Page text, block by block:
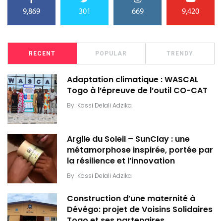
9,869 301 669 9,420
RECENT POPULAR TRENDY
Adaptation climatique : WASCAL
Togo à l’épreuve de l’outil CO-CAT
By Kossi Delali Adzika
Argile du Soleil – SunClay : une
métamorphose inspirée, portée par
la résilience et l’innovation
By Kossi Delali Adzika
Construction d’une maternité à
Dévégo: projet de Voisins Solidaires